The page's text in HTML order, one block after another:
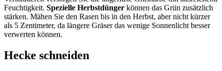
Feuchtigkeit. Spezielle Herbstdünger können das Grün zusätzlich
stärken. Mähen Sie den Rasen bis in den Herbst, aber nicht kürzer
als 5 Zentimeter, da längere Gräser das wenige Sonnenlicht besser
verwerten können.
Hecke schneiden